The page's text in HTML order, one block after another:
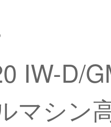
IW-D/
マシン